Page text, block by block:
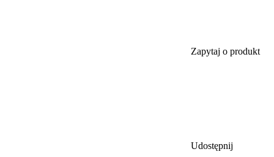
Zapytaj o produkt
Udostępnij